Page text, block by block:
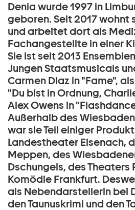
Denia wurde 1997 in
geboren. Seit 2017 wohnt
und arbeitet dort als
Fachangestellte in einer
Sie ist seit 2013
Jungen Staatsmusicals
Carmen Diaz in "Fame",
"Du bist in Ordnung,
Alex Owens in
Außerhalb des
war sie Teil einiger
Landestheater Eisenach,
Meppen, des
Dschungels, des Theaters
Komödie Frankfurt.
als Nebendarstellerin bei
den Taunuskrimi und den